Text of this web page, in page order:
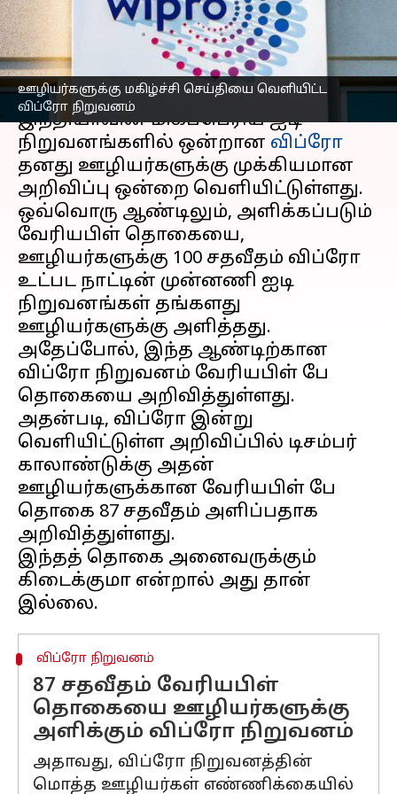
ஊழியர்களுக்கு மகிழ்ச்சி செய்தியை வெளியிட்ட
விப்ரோ நிறுவனம்
எழுதியவர் Feb 16, 2023 05:52 pm
செய்தி முன்னோட்டம்
இந்தியாவின் மிகப்பெரிய ஐடி
நிறுவனங்களில் ஒன்றான விப்ரோ
தனது ஊழியர்களுக்கு முக்கியமான
அறிவிப்பு ஒன்றை வெளியிட்டுள்ளது.
ஒவ்வொரு ஆண்டிலும், அளிக்கப்படும்
வேரியபிள் தொகையை,
ஊழியர்களுக்கு 100 சதவீதம் விப்ரோ
உட்பட நாட்டின் முன்னணி ஐடி
நிறுவனங்கள் தங்களது
ஊழியர்களுக்கு அளித்தது.
அதேப்போல், இந்த ஆண்டிற்கான
விப்ரோ நிறுவனம் வேரியபிள் பே
தொகையை அறிவித்துள்ளது.
அதன்படி, விப்ரோ இன்று
வெளியிட்டுள்ள அறிவிப்பில் டிசம்பர்
காலாண்டுக்கு அதன்
ஊழியர்களுக்கான வேரியபிள் பே
தொகை 87 சதவீதம் அளிப்பதாக
அறிவித்துள்ளது.
இந்தத் தொகை அனைவருக்கும்
கிடைக்குமா என்றால் அது தான்
விப்ரோ நிறுவனம்
87 சதவீதம் வேரியபிள்
தொகையை ஊழியர்களுக்கு
அளிக்கும் விப்ரோ நிறுவனம்
அதாவது, விப்ரோ நிறுவனத்தின்
மொத்த ஊழியர்கள் எண்ணிக்கையில்